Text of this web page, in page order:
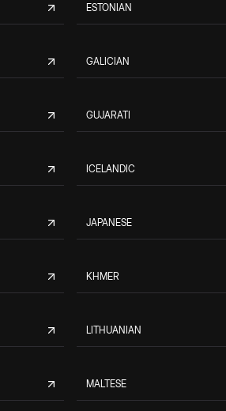
ESTONIAN
GALICIAN
GUJARATI
ICELANDIC
JAPANESE
KHMER
LITHUANIAN
MALTESE